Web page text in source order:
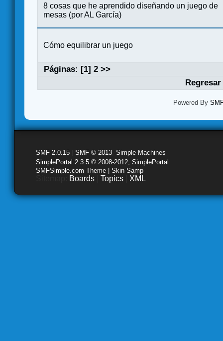
8 cosas que he aprendido diseñando un juego de
mesas (por AL García)
Cómo equilibrar un juego
Páginas: [1] 2 >>
Powered By
SMF 2.0.15 SMF © 2013 Simple Machines
SimplePortal 2.3.5 © 2008-2012, SimplePortal
SMFSimple.com Theme | Skin Samp
Boards Topics XML